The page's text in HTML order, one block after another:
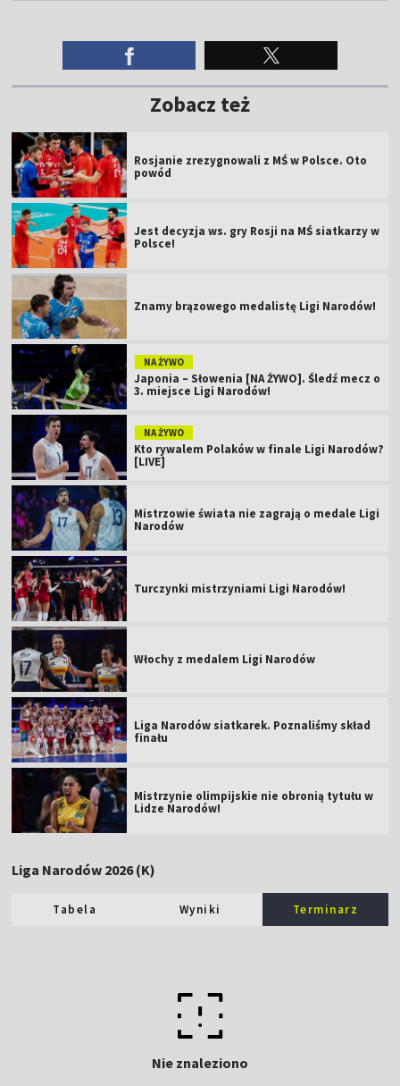
Zobacz też
Rosjanie zrezygnowali z MŚ w Polsce. Oto
powód
Jest decyzja ws. gry Rosji na MŚ siatkarzy w
Polsce!
Znamy brązowego medalistę Ligi Narodów!
NA ŻYWO
Japonia – Słowenia [NA ŻYWO]. Śledź mecz o
3. miejsce Ligi Narodów!
NA ŻYWO
Kto rywalem Polaków w finale Ligi Narodów?
[LIVE]
Mistrzowie świata nie zagrają o medale Ligi
Narodów
Turczynki mistrzyniami Ligi Narodów!
Włochy z medalem Ligi Narodów
Liga Narodów siatkarek. Poznaliśmy skład
finału
Mistrzynie olimpijskie nie obronią tytułu w
Lidze Narodów!
Liga Narodów 2026 (K)
Tabela Wyniki Terminarz
Nie znaleziono